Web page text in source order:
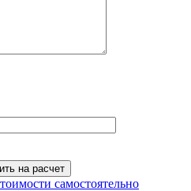
самостоятельно